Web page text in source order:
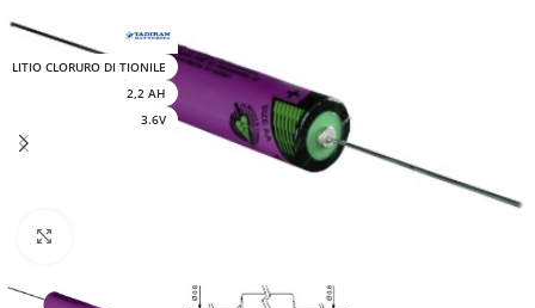
LITIO CLORURO DI TIONILE
2,2 AH
3.6V